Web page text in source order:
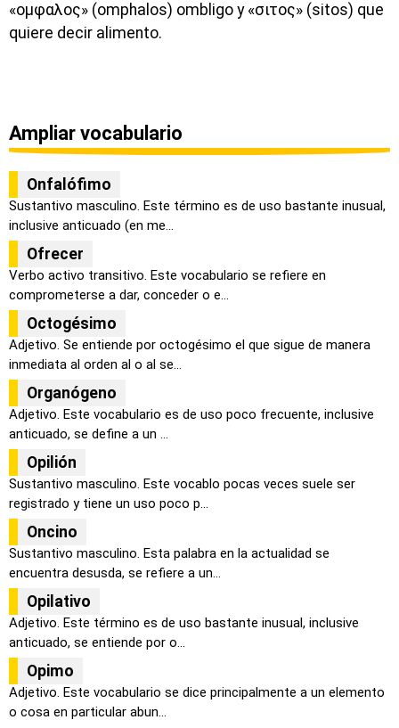
«ομφαλος» (omphalos) ombligo y «σιτος» (sitos) que
quiere decir alimento.
Ampliar vocabulario
Onfalófimo
Sustantivo masculino. Este término es de uso bastante inusual,
inclusive anticuado (en me...
Ofrecer
Verbo activo transitivo. Este vocabulario se refiere en
comprometerse a dar, conceder o e...
Octogésimo
Adjetivo. Se entiende por octogésimo el que sigue de manera
inmediata al orden al o al se...
Organógeno
Adjetivo. Este vocabulario es de uso poco frecuente, inclusive
anticuado, se define a un ...
Opilión
Sustantivo masculino. Este vocablo pocas veces suele ser
registrado y tiene un uso poco p...
Oncino
Sustantivo masculino. Esta palabra en la actualidad se
encuentra desusda, se refiere a un...
Opilativo
Adjetivo. Este término es de uso bastante inusual, inclusive
anticuado, se entiende por o...
Opimo
Adjetivo. Este vocabulario se dice principalmente a un elemento
o cosa en particular abun...